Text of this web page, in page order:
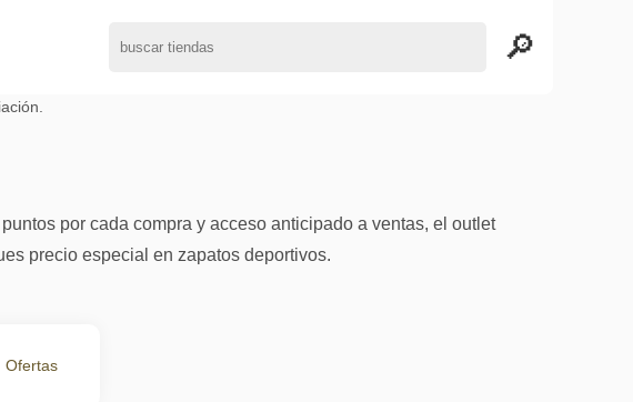
por cada compra y acceso anticipado a ventas, el outlet
precio especial en zapatos deportivos.
Ofertas